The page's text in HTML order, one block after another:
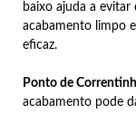
baixo ajuda a
acabamento limpo
eficaz.
Ponto de
acabamento pode